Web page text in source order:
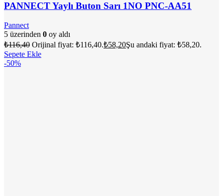
PANNECT Yaylı Buton Sarı 1NO PNC-AA51
Pannect
5 üzerinden 0 oy aldı
₺116,40 Orijinal fiyat: ₺116,40.₺58,20Şu andaki fiyat: ₺58,20.
Sepete Ekle
-50%